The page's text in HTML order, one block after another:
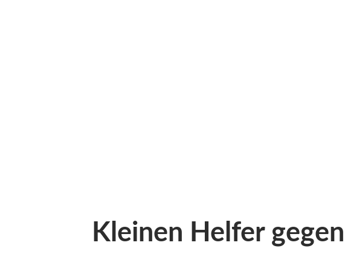
Kleinen Helfer